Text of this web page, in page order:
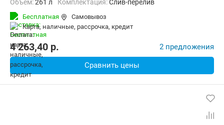
Объем:261 л Комплектация:Слив-перелив
Бесплатная
Самовывоз
карта, наличные, рассрочка, кредит
4 263,40 p. 2 предложения
Сравнить цены